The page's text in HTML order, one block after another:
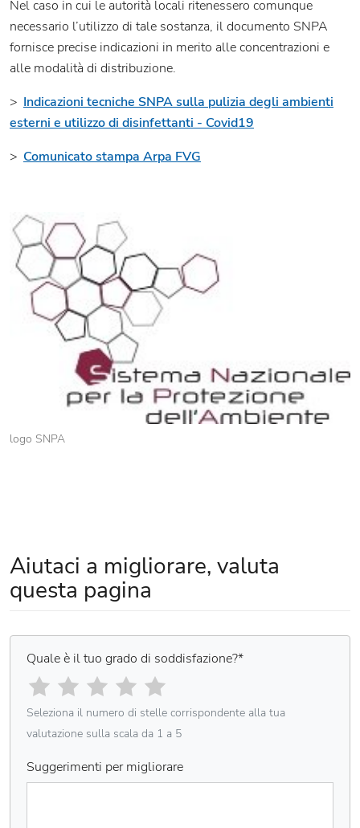
Nel caso in cui le autorità locali ritenessero comunque
necessario l’utilizzo di tale sostanza, il documento SNPA
fornisce precise indicazioni in merito alle concentrazioni e
alle modalità di distribuzione.
> Indicazioni tecniche SNPA sulla pulizia degli ambienti
esterni e utilizzo di disinfettanti - Covid19
> Comunicato stampa Arpa FVG
logo SNPA
Aiutaci a migliorare, valuta
questa pagina
Quale è il tuo grado di soddisfazione?*
Seleziona il numero di stelle corrispondente alla tua
valutazione sulla scala da 1 a 5
Suggerimenti per migliorare